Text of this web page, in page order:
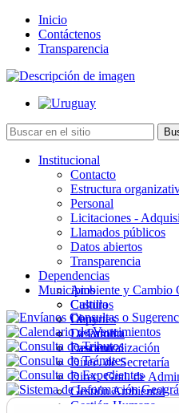
Inicio
Contáctenos
Transparencia
Institucional
Contacto
Estructura
Personal
Licitaciones -
Llamados públicos
Datos abiertos
Transparencia
Dependencias
Ambiente y Cambio
Cultura
Deportes
Desarrollo
Descentralización
Direc. de Secretaría
Direc. Gral. de
Gestión Ambiental
Gestión Humana
Municipios
Castillos
Chuy
La Paloma
Lascano